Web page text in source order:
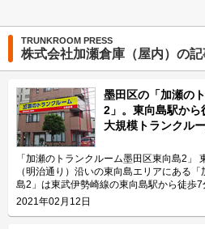
TRUNKROOM PRESS
株式会社加瀬倉庫（屋内）の
墨田区の「加瀬の
2」。東向島駅か
大規模トランクル
「加瀬のトランクルーム墨田区東向島2」 東京都墨田区、東京都道306号
（明治通り）沿いの東向島エリアにある
島2」は東武伊勢崎線の東向島駅から徒歩7
セス可能な便利な立地のトランクルームで
本社を置き、東京・神奈川を中心に1,700
2021年02月12日